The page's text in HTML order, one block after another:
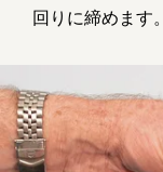
回りに締めます。